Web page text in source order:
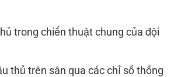
trong chiến thuật chung của đội
thủ trên sân qua các chỉ số thống